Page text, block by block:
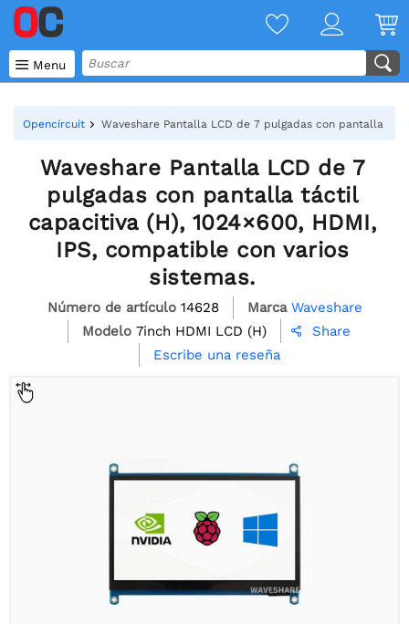
 Menu
Opencircuit Waveshare Pantalla LCD de 7 pulgadas con pantalla
Waveshare Pantalla LCD de 7
pulgadas con pantalla táctil
capacitiva (H), 1024×600, HDMI,
IPS, compatible con varios
sistemas.
Número de artículo 14628 Marca Waveshare
Modelo 7inch HDMI LCD (H) 
Share
Escribe una reseña